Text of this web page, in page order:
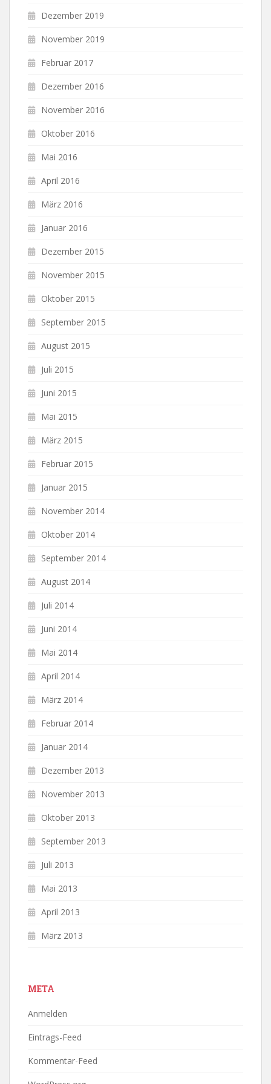
Dezember 2019
November 2019
Februar 2017
Dezember 2016
November 2016
Oktober 2016
Mai 2016
April 2016
März 2016
Januar 2016
Dezember 2015
November 2015
Oktober 2015
September 2015
August 2015
Juli 2015
Juni 2015
Mai 2015
März 2015
Februar 2015
Januar 2015
November 2014
Oktober 2014
September 2014
August 2014
Juli 2014
Juni 2014
Mai 2014
April 2014
März 2014
Februar 2014
Januar 2014
Dezember 2013
November 2013
Oktober 2013
September 2013
Juli 2013
Mai 2013
April 2013
März 2013
META
Anmelden
Eintrags-Feed
Kommentar-Feed